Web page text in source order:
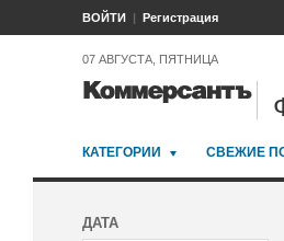
ВОЙТИ Регистрация
07 АВГУСТА, ПЯТНИЦА
КАТЕГОРИИ СВЕЖИЕ
ДАТА